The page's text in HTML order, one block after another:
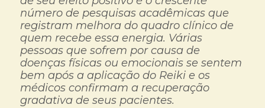
número de pesquisas acadêmicas que
registram melhora do quadro clínico de
quem recebe essa energia. Várias
pessoas que sofrem por causa de
doenças físicas ou emocionais se sentem
bem após a aplicação do Reiki e os
médicos confirmam a recuperação
gradativa de seus pacientes.